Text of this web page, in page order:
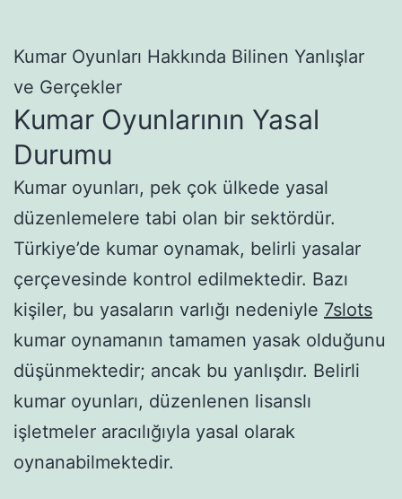
Kumar Oyunları Hakkında Bilinen Yanlışlar
ve Gerçekler
Kumar Oyunlarının Yasal
Durumu
Kumar oyunları, pek çok ülkede yasal
düzenlemelere tabi olan bir sektördür.
Türkiye’de kumar oynamak, belirli yasalar
çerçevesinde kontrol edilmektedir. Bazı
kişiler, bu yasaların varlığı nedeniyle 7slots
kumar oynamanın tamamen yasak olduğunu
düşünmektedir; ancak bu yanlışdır. Belirli
kumar oyunları, düzenlenen lisanslı
işletmeler aracılığıyla yasal olarak
oynanabilmektedir.